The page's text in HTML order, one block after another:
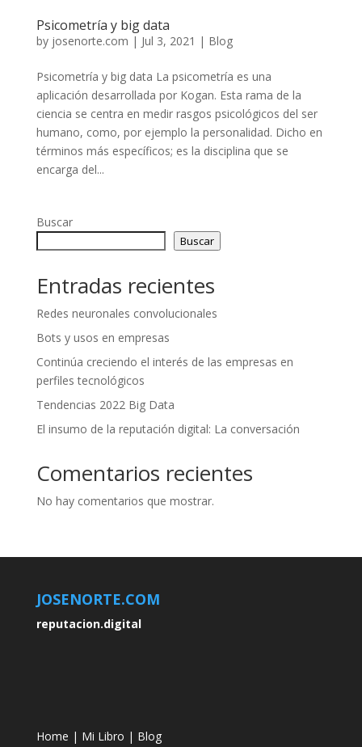
Psicometría y big data
by josenorte.com | Jul 3, 2021 | Blog
Psicometría y big data La psicometría es una
aplicación desarrollada por Kogan. Esta rama de la
ciencia se centra en medir rasgos psicológicos del ser
humano, como, por ejemplo la personalidad. Dicho en
términos más específicos; es la disciplina que se
encarga del...
Buscar
Buscar
Entradas recientes
Redes neuronales convolucionales
Bots y usos en empresas
Continúa creciendo el interés de las empresas en
perfiles tecnológicos
Tendencias 2022 Big Data
El insumo de la reputación digital: La conversación
Comentarios recientes
No hay comentarios que mostrar.
JOSENORTE.COM
reputacion.digital
Home | Mi Libro | Blog